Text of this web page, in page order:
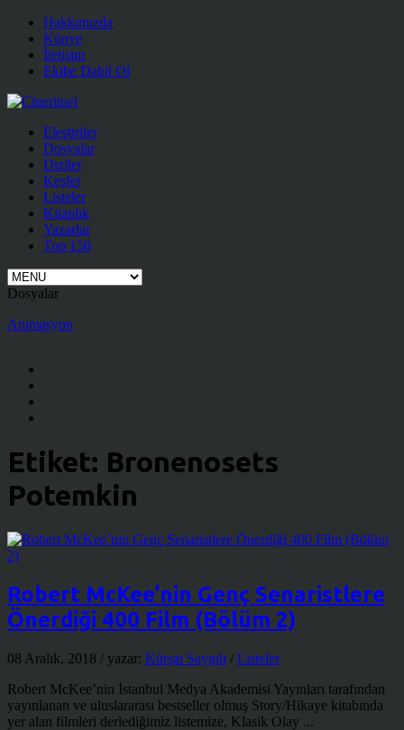
Hakkımızda
Künye
İletişim
Ekibe Dahil Ol
Eleştiriler
Dosyalar
Diziler
Keşfet
Listeler
Kitaplık
Yazarlar
Top 150
Dosyalar
Animasyon
Etiket: Bronenosets
Potemkin
Robert McKee’nin Genç Senaristlere
Önerdiği 400 Film (Bölüm 2)
08 Aralık, 2018 / yazar: Kürşat Saygılı / Listeler
Robert McKee’nin İstanbul Medya Akademisi Yayınları tarafından
yayınlanan ve uluslararası bestseller olmuş Story/Hikaye kitabında
yer alan filmleri derlediğimiz listemize, Klasik Olay ...